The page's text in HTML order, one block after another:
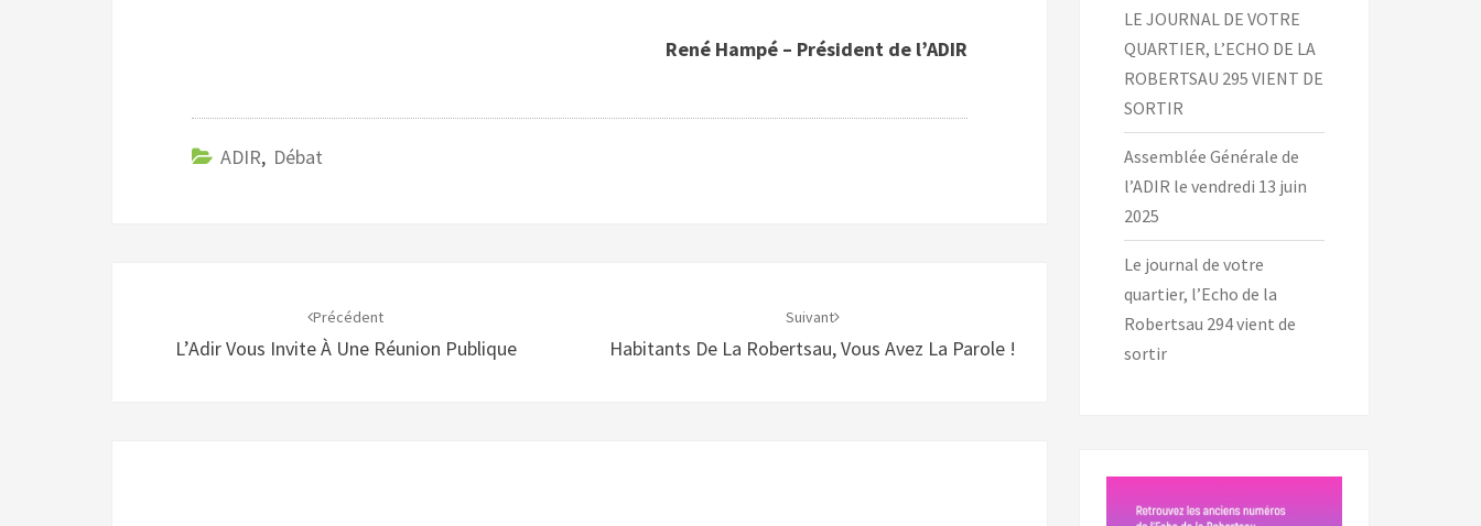
René Hampé – Président de l’ADIR
ADIR, Débat
Précédent
L’Adir Vous Invite À Une Réunion Publique
Suivant
Habitants De La Robertsau, Vous Avez La Parole !
LE JOURNAL DE VOTRE
QUARTIER, L’ECHO DE LA
ROBERTSAU 295 VIENT DE
SORTIR
Assemblée Générale de
l’ADIR le vendredi 13 juin
2025
Le journal de votre
quartier, l’Echo de la
Robertsau 294 vient de
sortir